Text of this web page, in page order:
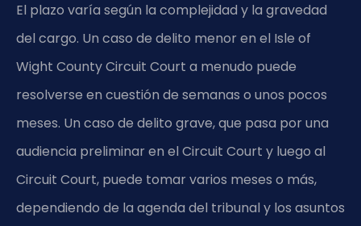
El plazo varía según la complejidad y la gravedad
del cargo. Un caso de delito menor en el Isle of
Wight County Circuit Court a menudo puede
resolverse en cuestión de semanas o unos pocos
meses. Un caso de delito grave, que pasa por una
audiencia preliminar en el Circuit Court y luego al
Circuit Court, puede tomar varios meses o más,
dependiendo de la agenda del tribunal y los asuntos